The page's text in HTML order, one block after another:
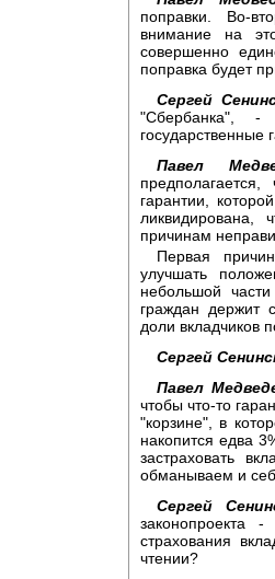
поправки. Во-
внимание на
совершенно
поправка будет
Сергей
"Сбербанка", -
государственные
Павел
гарантии,
причинам
Первая
улучшать
небольшой
граждан держит
доли вкладчиков
Сергей
Павел
чтобы что-то
"корзине", в
накопится едва
застраховать
обманываем и
Сергей
законопроекта
страхования
чтении?